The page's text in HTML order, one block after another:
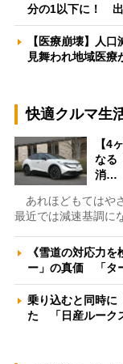
分の1以下に！
【医療崩壊】人
見舞われ地域医
快適クルマ生
【4
なる
消…
あれほどもてはや
最近では減速基調に
《雪道の対応力
ー」の真価 「タ
乗り込むと同時に
た 「日産ルーク